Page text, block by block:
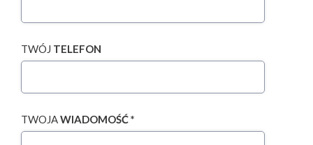
TWÓJ TELEFON
TWOJAWIADOMOŚĆ *